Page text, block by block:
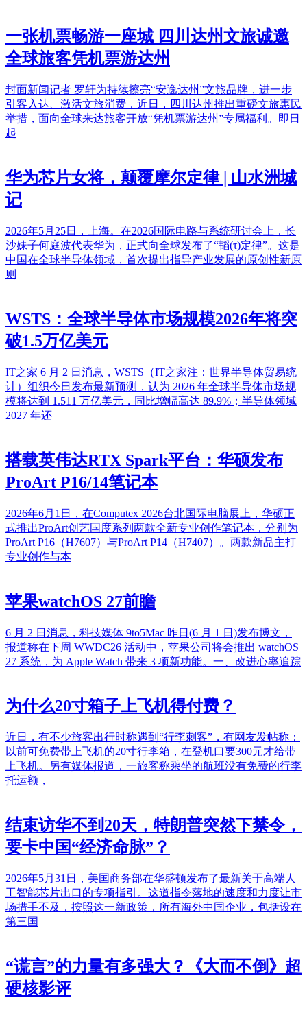
一张机票畅游一座城 四川达州文旅诚邀
全球旅客凭机票游达州
封面新闻记者 罗轩为持续擦亮“安逸达州”文旅品牌，进一步
引客入达、激活文旅消费，近日，四川达州推出重磅文旅惠民
举措，面向全球来达旅客开放“凭机票游达州”专属福利。即日
起
华为芯片女将，颠覆摩尔定律 | 山水洲城
记
2026年5月25日，上海。在2026国际电路与系统研讨会上，长
沙妹子何庭波代表华为，正式向全球发布了“韬(τ)定律”。这是
中国在全球半导体领域，首次提出指导产业发展的原创性新原
则
WSTS：全球半导体市场规模2026年将突
破1.5万亿美元
IT之家 6 月 2 日消息，WSTS（IT之家注：世界半导体贸易统
计）组织今日发布最新预测，认为 2026 年全球半导体市场规
模将达到 1.511 万亿美元，同比增幅高达 89.9%；半导体领域
2027 年还
搭载英伟达RTX Spark平台：华硕发布
ProArt P16/14笔记本
2026年6月1日，在Computex 2026台北国际电脑展上，华硕正
式推出ProArt创艺国度系列两款全新专业创作笔记本，分别为
ProArt P16（H7607）与ProArt P14（H7407）。两款新品主打
专业创作与本
苹果watchOS 27前瞻
6 月 2 日消息，科技媒体 9to5Mac 昨日(6 月 1 日)发布博文，
报道称在下周 WWDC26 活动中，苹果公司将会推出 watchOS
27 系统，为 Apple Watch 带来 3 项新功能。一、改进心率追踪
为什么20寸箱子上飞机得付费？
近日，有不少旅客出行时称遇到“行李刺客”，有网友发帖称：
以前可免费带上飞机的20寸行李箱，在登机口要300元才给带
上飞机。另有媒体报道，一旅客称乘坐的航班没有免费的行李
托运额，
结束访华不到20天，特朗普突然下禁令，
要卡中国“经济命脉”？
2026年5月31日，美国商务部在华盛顿发布了最新关于高端人
工智能芯片出口的专项指引。这道指令落地的速度和力度让市
场措手不及，按照这一新政策，所有海外中国企业，包括设在
第三国
“谎言”的力量有多强大？《大而不倒》超
硬核影评